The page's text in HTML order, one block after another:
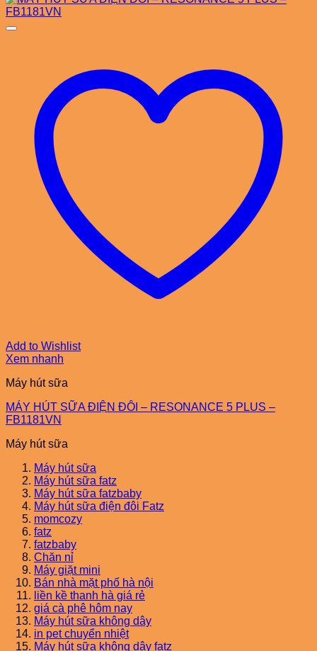
Add to Wishlist
Xem nhanh
Máy hút sữa
MÁY HÚT SỮA ĐIỆN ĐÔI – RESONANCE 5 PLUS –
FB1181VN
Máy hút sữa
Máy hút sữa
Máy hút sữa fatz
Máy hút sữa fatzbaby
Máy hút sữa điện đôi Fatz
momcozy
fatz
fatzbaby
Chăn nỉ
Máy giặt mini
Bán nhà mặt phố hà nội
liền kề thanh hà giá rẻ
giá cà phê hôm nay
Máy hút sữa không dây
in pet chuyển nhiệt
Máy hút sữa không dây fatz